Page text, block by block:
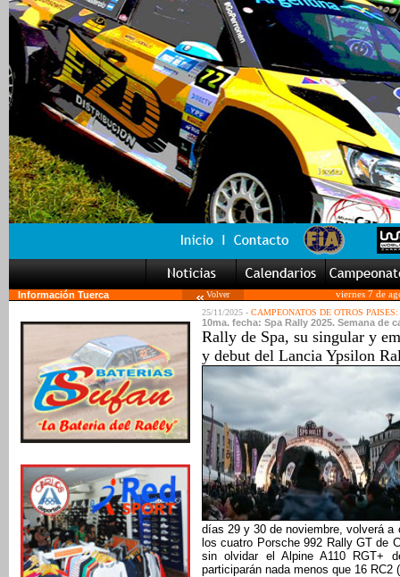
Información Tuerca Volver
viernes 7 de
25/11/2025 - CAMPEONATOS DE OTROS PAISES:
10ma. fecha: Spa Rally 2025. Semana de
Rally de Spa, su singular y
y debut del Lancia Ypsilon
días 29 y 30 de noviembre, volverá a
los cuatro Porsche 992 Rally GT de
sin olvidar el Alpine A110 RGT+
participarán nada menos que 16 RC2